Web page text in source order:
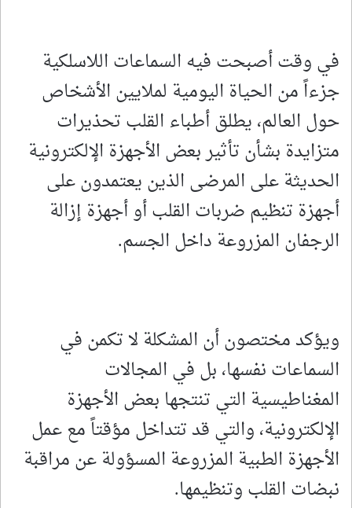
في وقت أصبحت فيه السماعات اللاسلكية
جزءاً من الحياة اليومية لملايين الأشخاص
حول العالم، يطلق أطباء القلب تحذيرات
متزايدة بشأن تأثير بعض الأجهزة الإلكترونية
الحديثة على المرضى الذين يعتمدون على
أجهزة تنظيم ضربات القلب أو أجهزة إزالة
الرجفان المزروعة داخل الجسم.
ويؤكد مختصون أن المشكلة لا تكمن في
السماعات نفسها، بل في المجالات
المغناطيسية التي تنتجها بعض الأجهزة
الإلكترونية، والتي قد تتداخل مؤقتاً مع عمل
الأجهزة الطبية المزروعة المسؤولة عن مراقبة
نبضات القلب وتنظيمها.